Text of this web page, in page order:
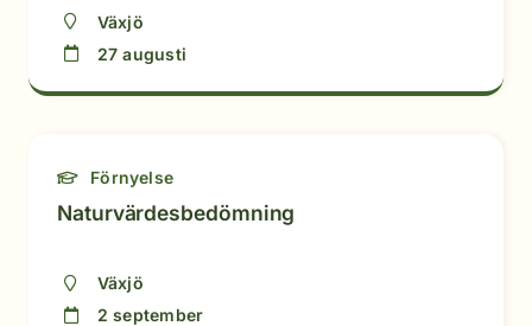
Växjö
27 augusti
Förnyelse
Naturvärdesbedömning
Växjö
2 september